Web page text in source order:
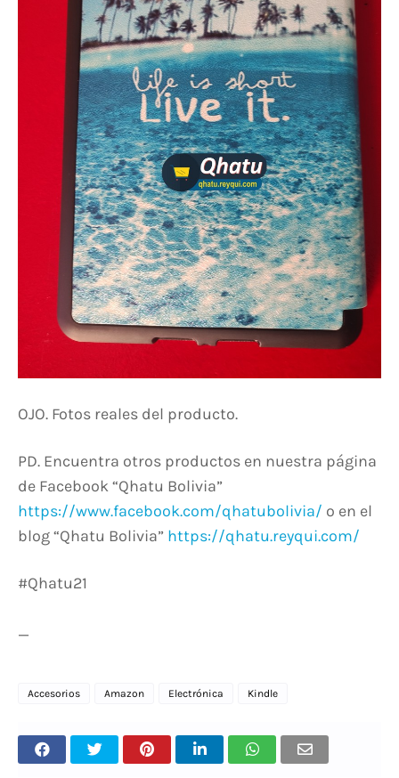
OJO. Fotos reales del producto.
PD. Encuentra otros productos en nuestra página
de Facebook “Qhatu Bolivia”
https://www.facebook.com/qhatubolivia/ o en el
blog “Qhatu Bolivia” https://qhatu.reyqui.com/
#Qhatu21
_
Accesorios Amazon Electrónica Kindle